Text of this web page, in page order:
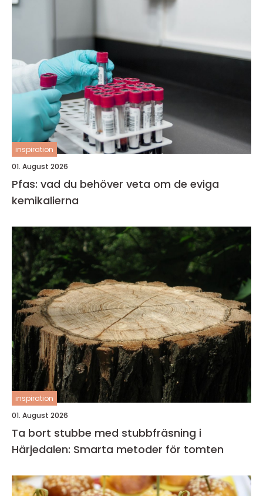
inspiration
01. August 2026
Pfas: vad du behöver veta om de eviga
kemikalierna
inspiration
01. August 2026
Ta bort stubbe med stubbfräsning i
Härjedalen: Smarta metoder för tomten